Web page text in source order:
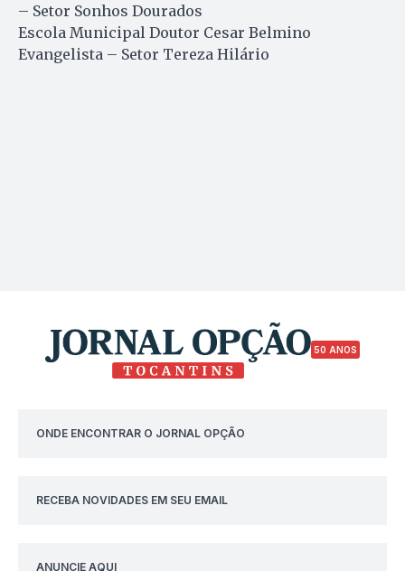
– Setor Sonhos Dourados
Escola Municipal Doutor Cesar Belmino
Evangelista – Setor Tereza Hilário
50 ANOS
ONDE ENCONTRAR O JORNAL OPÇÃO
RECEBA NOVIDADES EM SEU EMAIL
ANUNCIE AQUI